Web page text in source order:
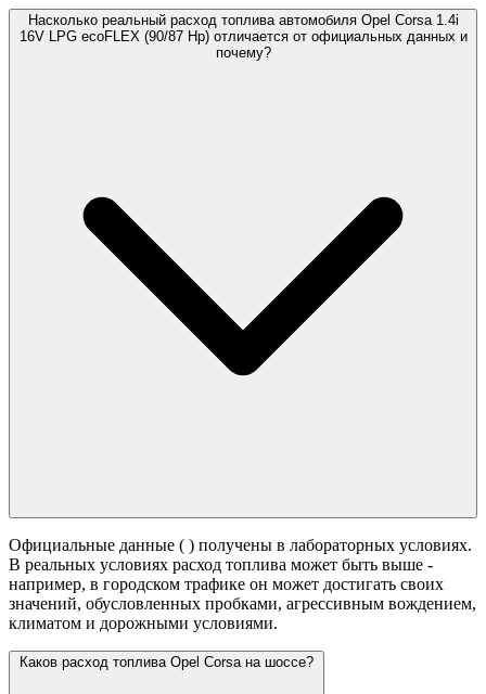
Насколько реальный расход топлива автомобиля Opel Corsa 1.4i
16V LPG ecoFLEX (90/87 Hp) отличается от официальных данных и
почему?
Официальные данные ( ) получены в лабораторных условиях.
В реальных условиях расход топлива может быть выше -
например, в городском трафике он может достигать своих
значений, обусловленных пробками, агрессивным вождением,
климатом и дорожными условиями.
Каков расход топлива Opel Corsa на шоссе?